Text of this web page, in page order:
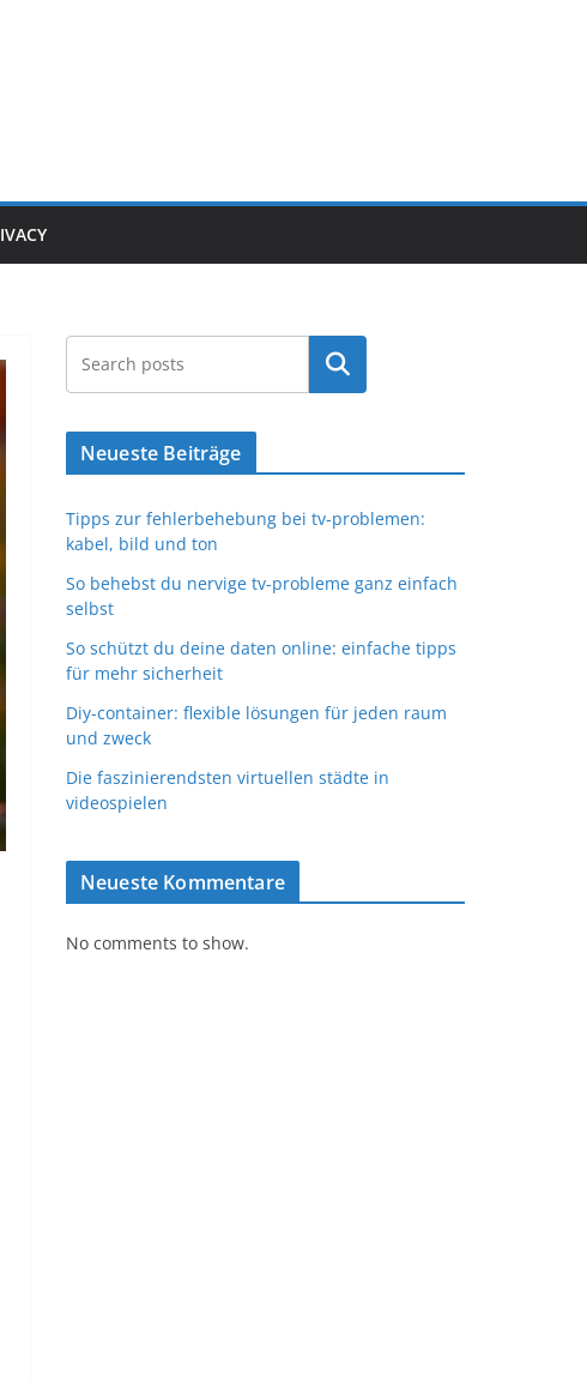
Search
Neueste Beiträge
Tipps zur fehlerbehebung bei tv-problemen:
kabel, bild und ton
So behebst du nervige tv-probleme ganz einfach
selbst
So schützt du deine daten online: einfache tipps
für mehr sicherheit
Diy-container: flexible lösungen für jeden raum
und zweck
Die faszinierendsten virtuellen städte in
videospielen
Neueste Kommentare
No comments to show.